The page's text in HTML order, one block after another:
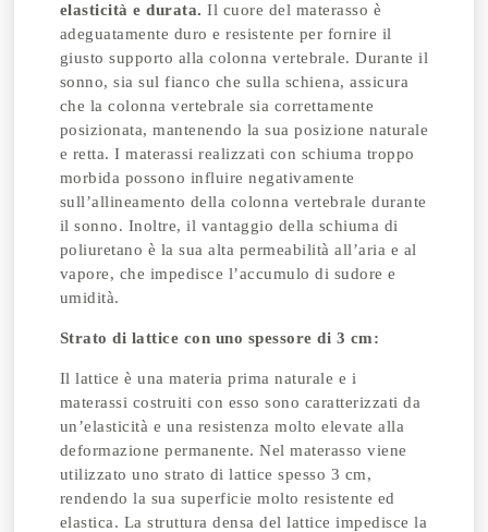
elasticità e durata. Il cuore del materasso è
adeguatamente duro e resistente per fornire il
giusto supporto alla colonna vertebrale. Durante il
sonno, sia sul fianco che sulla schiena, assicura
che la colonna vertebrale sia correttamente
posizionata, mantenendo la sua posizione naturale
e retta. I materassi realizzati con schiuma troppo
morbida possono influire negativamente
sull’allineamento della colonna vertebrale durante
il sonno. Inoltre, il vantaggio della schiuma di
poliuretano è la sua alta permeabilità all’aria e al
vapore, che impedisce l’accumulo di sudore e
umidità.
Strato di lattice con uno spessore di 3 cm:
Il lattice è una materia prima naturale e i
materassi costruiti con esso sono caratterizzati da
un’elasticità e una resistenza molto elevate alla
deformazione permanente. Nel materasso viene
utilizzato uno strato di lattice spesso 3 cm,
rendendo la sua superficie molto resistente ed
elastica. La struttura densa del lattice impedisce la